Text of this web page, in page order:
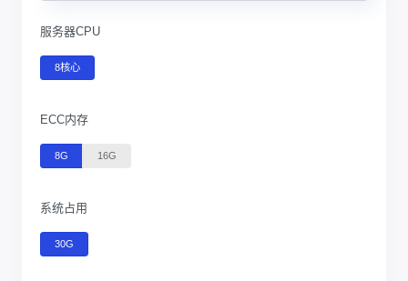
服务器CPU
8核心
ECC内存
8G 16G
系统占用
30G